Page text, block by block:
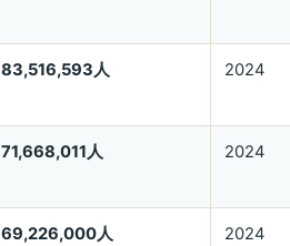
83,516,593人 2024
71,668,011人 2024
69,226,000人 2024